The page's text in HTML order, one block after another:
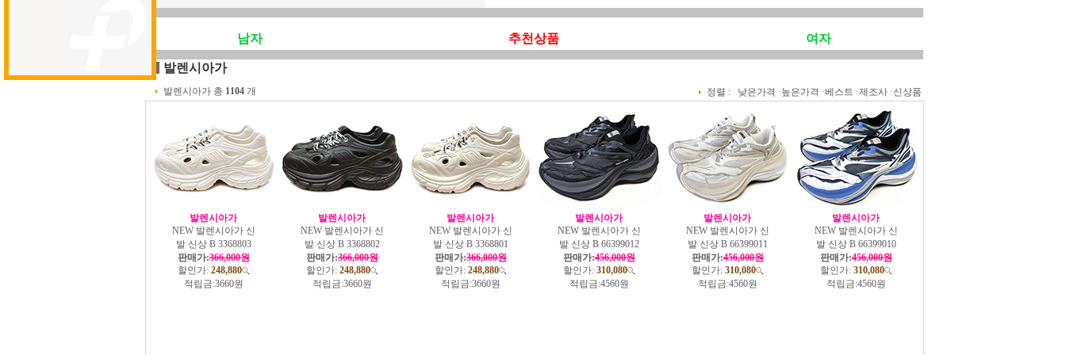
남자 추천상품 여자
발렌시아가
발렌시아가 총 1104 개 정렬 : 낮은가격 ·높은가격 ·베스트 ·제조사 ·신상품
발렌시아가
NEW 발렌시아가 신
발 신상 B 3368803
판매가:366,000원
할인가: 248,880
적립금:3660원
발렌시아가
NEW 발렌시아가 신
발 신상 B 3368802
판매가:366,000원
할인가: 248,880
적립금:3660원
발렌시아가
NEW 발렌시아가 신
발 신상 B 3368801
판매가:366,000원
할인가: 248,880
적립금:3660원
발렌시아가
NEW 발렌시아가 신
발 신상 B 66399012
판매가:456,000원
할인가: 310,080
적립금:4560원
발렌시아가
NEW 발렌시아가 신
발 신상 B 66399011
판매가:456,000원
할인가: 310,080
적립금:4560원
발렌시아가
NEW 발렌시아가 신
발 신상 B 66399010
판매가:456,000원
할인가: 310,080
적립금:4560원